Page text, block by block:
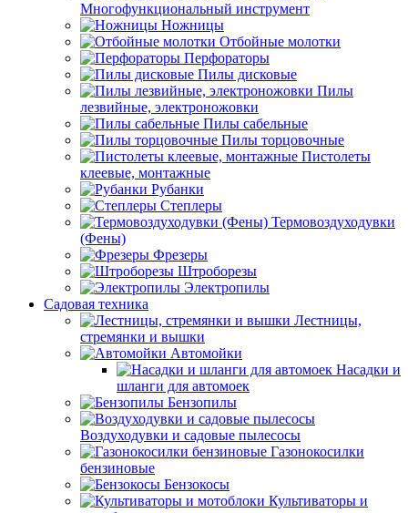
Многофункциональный инструмент
Ножницы
Отбойные молотки
Перфораторы
Пилы дисковые
Пилы
лезвийные, электроножовки
Пилы сабельные
Пилы торцовочные
Пистолеты
клеевые, монтажные
Рубанки
Степлеры
Термовоздуходувки
(Фены)
Фрезеры
Штроборезы
Электропилы
Садовая техника
Лестницы,
стремянки и вышки
Автомойки
Насадки и
шланги для автомоек
Бензопилы
Воздуходувки и садовые пылесосы
Газонокосилки
бензиновые
Бензокосы
Культиваторы и